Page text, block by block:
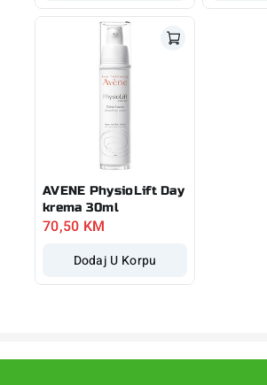
AVENE PhysioLift Day
krema 30ml
70,50 KM
Dodaj U Korpu